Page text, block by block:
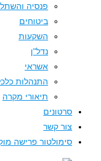
פנסיה והשתלמות
ביטוחים
השקעות
נדל"ן
אשראי
התנהלות כלכלית
תיאורי מקרה
סרטונים
צור קשר
סימולטור פרישה מוקדמת